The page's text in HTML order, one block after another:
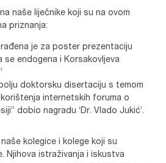
naše liječnike koji su na ovom
priznanja:
je za poster prezentaciju
se endogena i Korsakovljeva
doktorsku disertaciju s temom
korištenja internetskih foruma o
dobio nagradu ‘Dr. Vlado Jukić’.
kolegice i kolege koji su
Njihova istraživanja i iskustva